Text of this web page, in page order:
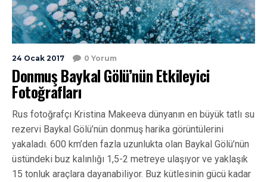
24 Ocak 2017 0 Yorum
Donmuş Baykal Gölü’nün Etkileyici
Fotoğrafları
Rus fotoğrafçı Kristina Makeeva dünyanın en büyük tatlı su
rezervi Baykal Gölü’nün donmuş harika görüntülerini
yakaladı. 600 km’den fazla uzunlukta olan Baykal Gölü’nün
üstündeki buz kalınlığı 1,5-2 metreye ulaşıyor ve yaklaşık
15 tonluk araçlara dayanabiliyor. Buz kütlesinin gücü kadar